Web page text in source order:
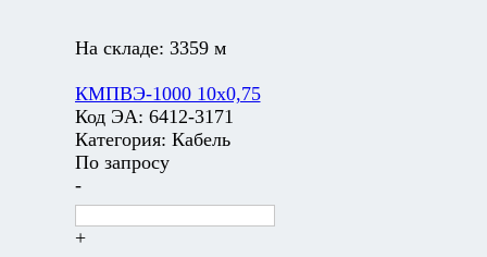
На складе: 3359 м
КМПВЭ-1000 10х0,75
Код ЭА: 6412-3171
Категория: Кабель
По запросу
-
+